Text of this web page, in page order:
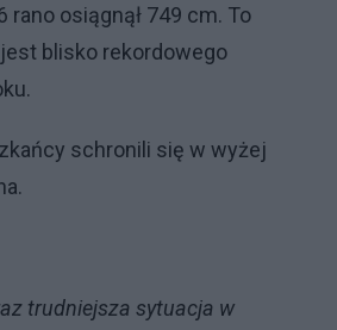
rano osiągnął 749 cm. To
blisko rekordowego
schronili się w wyżej
trudniejsza sytuacja w